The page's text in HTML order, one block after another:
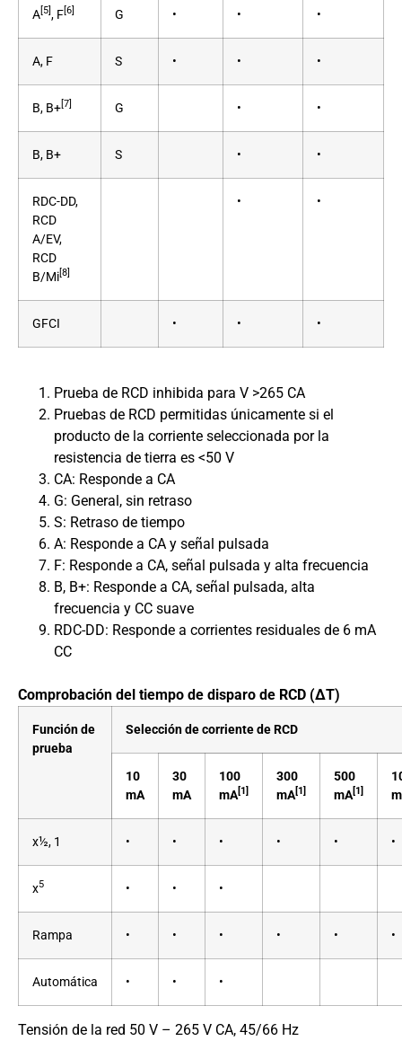
A [5] , F [6] G • • •
A, F S • • •
B, B+ [7] G • •
B, B+ S • •
RDC-DD,
RCD
A/EV,
RCD
B/Mi [8]
• •
GFCI • • •
Prueba de RCD inhibida para V >265 CA
Pruebas de RCD permitidas únicamente si el
producto de la corriente seleccionada por la
resistencia de tierra es <50 V
CA: Responde a CA
G: General, sin retraso
S: Retraso de tiempo
A: Responde a CA y señal pulsada
F: Responde a CA, señal pulsada y alta frecuencia
B, B+: Responde a CA, señal pulsada, alta
frecuencia y CC suave
RDC-DD: Responde a corrientes residuales de 6 mA
CC
Comprobación del tiempo de disparo de RCD (ΔT)
Función de
prueba
Selección de corriente de RCD
10
mA
30
mA
100
mA[1]
300
mA[1]
500
mA[1]
x½, 1 • • • • • •
x5 • • •
Rampa • • • • • •
Automática • • •
Tensión de la red 50 V – 265 V CA, 45/66 Hz